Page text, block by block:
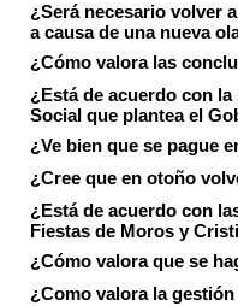
¿Será necesario volver
a causa de una nueva
¿Cómo valora las
¿Está de acuerdo con
Social que plantea el
¿Ve bien que se pague
¿Cree que en otoño
¿Está de acuerdo con
Fiestas de Moros y
¿Cómo valora que se
¿Como valora la